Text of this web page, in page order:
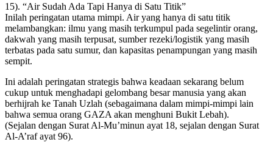
15). “Air Sudah Ada Tapi Hanya di Satu Titik”
Inilah peringatan utama mimpi. Air yang hanya di satu titik
melambangkan: ilmu yang masih terkumpul pada segelintir orang,
dakwah yang masih terpusat, sumber rezeki/logistik yang masih
terbatas pada satu sumur, dan kapasitas penampungan yang masih
sempit.
Ini adalah peringatan strategis bahwa keadaan sekarang belum
cukup untuk menghadapi gelombang besar manusia yang akan
berhijrah ke Tanah Uzlah (sebagaimana dalam mimpi-mimpi lain
bahwa semua orang GAZA akan menghuni Bukit Lebah).
(Sejalan dengan Surat Al-Mu’minun ayat 18, sejalan dengan Surat
Al-A’raf ayat 96).